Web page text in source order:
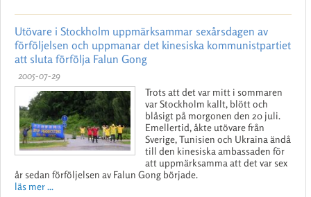
Utövare i Stockholm uppmärksammar sexårsdagen av
förföljelsen och uppmanar det kinesiska kommunistpartiet
att sluta förfölja Falun Gong
2005-07-29
Trots att det var mitt i sommaren
var Stockholm kallt, blött och
blåsigt på morgonen den 20 juli.
Emellertid, åkte utövare från
Sverige, Tunisien och Ukraina ändå
till den kinesiska ambassaden för
att uppmärksamma att det var sex
år sedan förföljelsen av Falun Gong började.
läs mer ...